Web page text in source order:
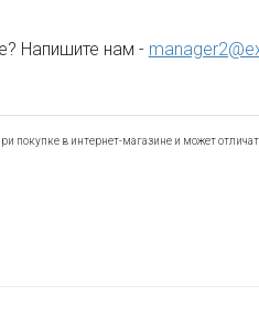
Напишите нам -
покупке в интернет-магазине и может